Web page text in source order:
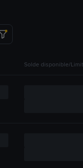
Solde disponible/